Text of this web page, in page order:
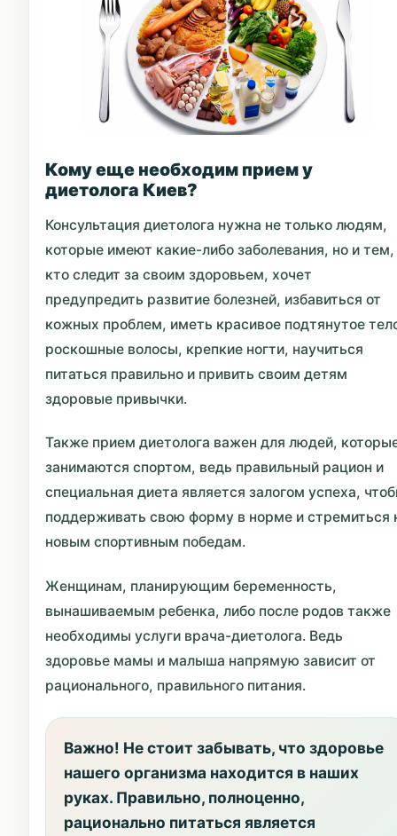
Кому еще необходим прием у
диетолога Киев?
Консультация диетолога нужна не только людям,
которые имеют какие-либо заболевания, но и тем,
кто следит за своим здоровьем, хочет
предупредить развитие болезней, избавиться от
кожных проблем, иметь красивое подтянутое
роскошные волосы, крепкие ногти, научиться
питаться правильно и привить своим детям
здоровые привычки.
Также прием диетолога важен для людей,
занимаются спортом, ведь правильный рацион и
специальная диета является залогом успеха,
поддерживать свою форму в норме и стремиться
новым спортивным победам.
Женщинам, планирующим беременность,
вынашиваемым ребенка, либо после родов также
необходимы услуги врача-диетолога. Ведь
здоровье мамы и малыша напрямую зависит от
рационального, правильного питания.
Важно! Не стоит забывать, что здоровье
нашего организма находится в наших
руках. Правильно, полноценно,
рационально питаться является